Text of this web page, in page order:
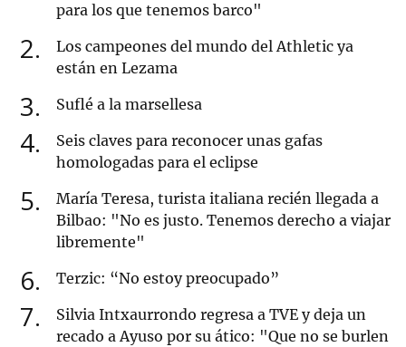
para los que tenemos barco"
2
Los campeones del mundo del Athletic ya
están en Lezama
3 Suflé a la marsellesa
4
Seis claves para reconocer unas gafas
homologadas para el eclipse
5
María Teresa, turista italiana recién llegada a
Bilbao: "No es justo. Tenemos derecho a viajar
libremente"
6 Terzic: “No estoy preocupado”
7
Silvia Intxaurrondo regresa a TVE y deja un
recado a Ayuso por su ático: "Que no se burlen